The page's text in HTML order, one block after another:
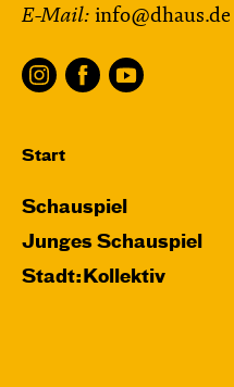
E-Mail: info@dhaus.de
Start
Schauspiel
Junges Schauspiel
Stadt:Kollektiv